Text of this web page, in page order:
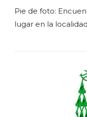
Pie de foto:
lugar en la